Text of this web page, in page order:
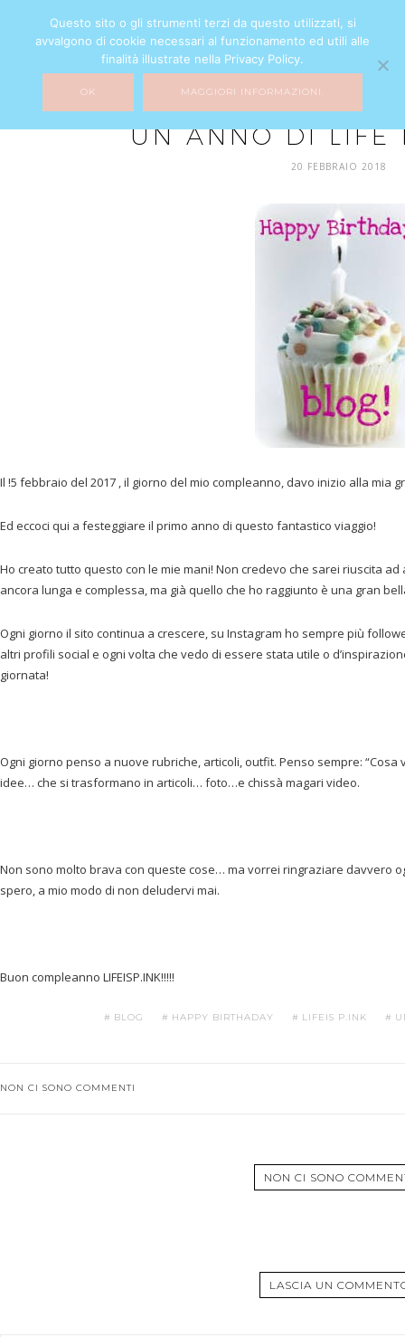
UN ANNO DI LIFE
20 FEBBRAIO 2018
Il !5 febbraio del 2017 , il giorno del mio compleanno, davo inizio alla mia
Ed eccoci qui a festeggiare il primo anno di questo fantastico viaggio!
Ho creato tutto questo con le mie mani! Non credevo che sarei riuscita
ancora lunga e complessa, ma già quello che ho raggiunto è una gran
Ogni giorno il sito continua a crescere, su Instagram ho sempre più
altri profili social e ogni volta che vedo di essere stata utile o
giornata!
Ogni giorno penso a nuove rubriche, articoli, outfit. Penso sempre:
idee… che si trasformano in articoli… foto…e chissà magari video.
Non sono molto brava con queste cose… ma vorrei ringraziare davvero
spero, a mio modo di non deludervi mai.
Buon compleanno LIFEISP.INK!!!!!
BLOG HAPPY BIRTHADAY LIFEIS P.INK
NON CI SONO COMMENTI
NON CI SONO
LASCIA UN
Questo sito o gli strumenti terzi da questo utilizzati, si
avvalgono di cookie necessari al funzionamento ed utili alle
finalità illustrate nella Privacy Policy.
OK MAGGIORI INFORMAZIONI.